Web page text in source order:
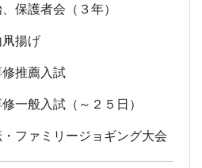
保護者会（３年）
揚げ
推薦入試
一般入試（～２５日）
ファミリージョギング大会